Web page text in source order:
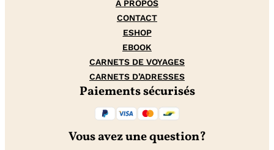
À PROPOS
CONTACT
ESHOP
EBOOK
CARNETS DE VOYAGES
CARNETS D’ADRESSES
Paiements sécurisés
Vous avez une question?